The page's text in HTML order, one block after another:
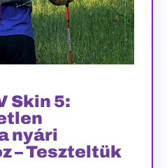
Skin 5:
nyári
– Teszteltük